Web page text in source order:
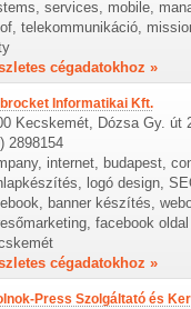
services, mobile,
telekommunikáció,
cégadatokhoz »
Informatikai Kft.
Kecskemét, Dózsa Gy. út
2898154
internet, budapest,
logó design,
banner készítés,
facebook
cégadatokhoz »
Press Szolgáltató és